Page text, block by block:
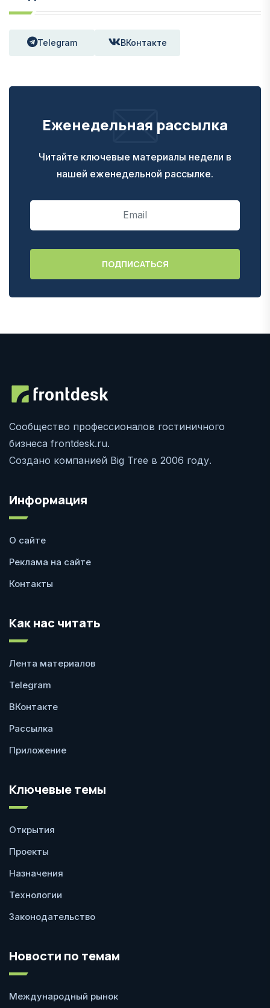
Telegram ВКонтакте
Еженедельная рассылка
Читайте ключевые материалы недели в
нашей еженедельной рассылке.
Сообщество профессионалов гостиничного
бизнеса frontdesk.ru.
Создано компанией Big Tree в 2006 году.
Информация
О сайте
Реклама на сайте
Контакты
Как нас читать
Лента материалов
Telegram
ВКонтакте
Рассылка
Приложение
Ключевые темы
Открытия
Проекты
Назначения
Технологии
Законодательство
Новости по темам
Международный рынок